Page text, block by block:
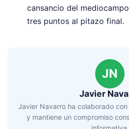
cansancio del
tres puntos al pitazo final.
JN
Javier
Javier Navarro ha colaborado
y mantiene un compromiso